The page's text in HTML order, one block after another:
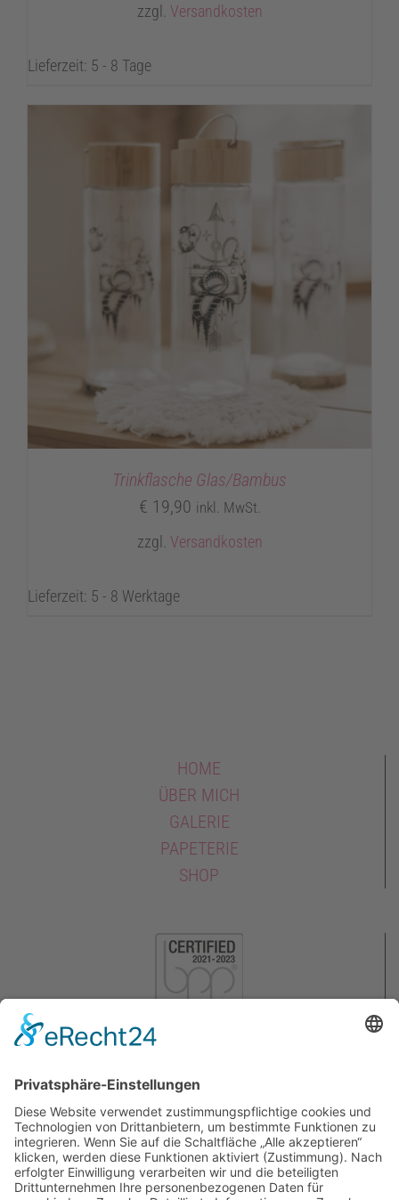
zzgl. Versandkosten
Lieferzeit: 5 - 8 Tage
Trinkflasche Glas/Bambus
€ 19,90 inkl. MwSt.
zzgl. Versandkosten
Lieferzeit: 5 - 8 Werktage
HOME
ÜBER MICH
GALERIE
PAPETERIE
SHOP
KONTAKT
AGB